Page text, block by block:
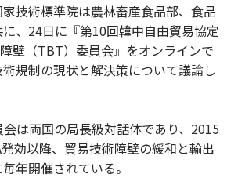
技術標準院は農林畜産食品部、食品
、24日に『第10回韓中自由貿易協定
障壁（TBT）委員会』をオンラインで
規制の現状と解決策について議論し
は両国の局長級対話体であり、2015
効以降、貿易技術障壁の緩和と輸出
年開催されている。